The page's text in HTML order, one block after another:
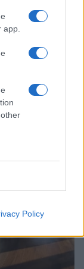
Policy
dit in voor